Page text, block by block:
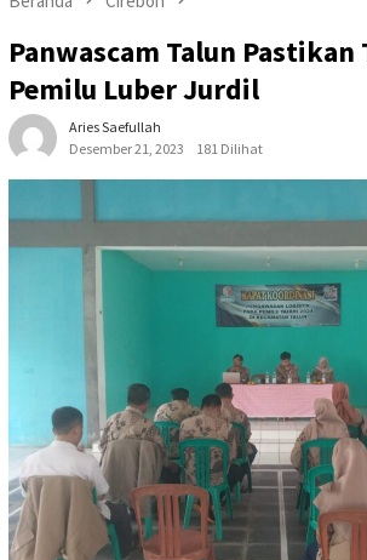
Panwascam Talun Pastikan
Pemilu Luber Jurdil
Aries Saefullah
Desember 21, 2023
181 Dilihat